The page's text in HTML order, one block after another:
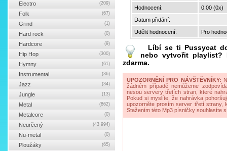
Hodnocení:
0.00 (0x)
Datum přidání:
Udělit hodnocení:
Pro
Líbí se ti
Pussycat
nebo vytvořit playlist?
zdarma.
UPOZORNĚNÍ PRO NÁVŠTĚVNÍKY:
žádném případě nemůžeme
nesou servery třetích stran, které
Pokud si myslíte, že nahrávka
upozorněte prosím server třetí strany,
Stažením této Mp3 písničky souhlasíte
Electro (209)
Folk (67)
Grind (1)
Hard rock (0)
Hardcore (9)
Hip Hop (300)
Hymny (61)
Instrumental (36)
Jazz (34)
Jungle (13)
Metal (862)
Metalcore (0)
Neurčený (43 994)
Nu-metal (0)
Ploužáky (65)